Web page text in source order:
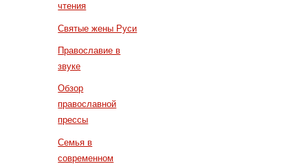
чтения
Святые жены Руси
Православие в
звуке
Обзор
православной
прессы
Семья в
современном